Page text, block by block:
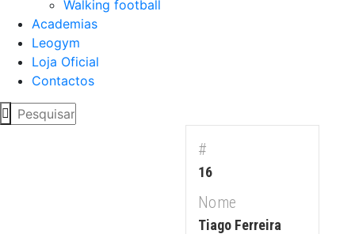
Walking football
Academias
Leogym
Loja Oficial
Contactos
#
16
Nome
Tiago Ferreira